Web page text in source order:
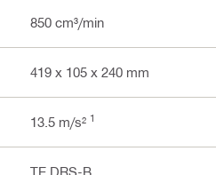
850 cm³/min
419 x 105 x 240 mm
13.5 m/s² 1
TE DRS-B